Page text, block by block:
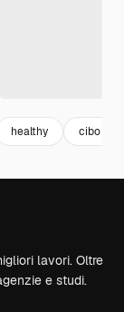
healthy cibo
lavori. Oltre
e studi.